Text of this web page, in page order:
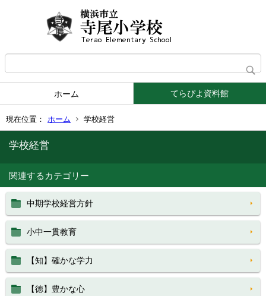
ホーム てらぴよ資料館
現在位置： ホーム 学校経営
学校経営
関連するカテゴリー
中期学校経営方針
小中一貫教育
【知】確かな学力
【徳】豊かな心